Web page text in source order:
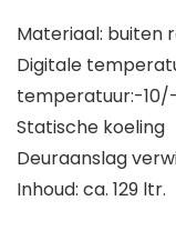
Materiaal: buiten
Digitale
temperatuur:-
Statische koeling
Deuraanslag
Inhoud: ca. 129 ltr.